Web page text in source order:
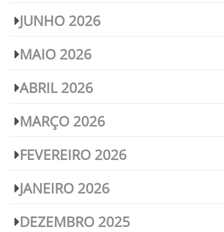
JUNHO 2026
MAIO 2026
ABRIL 2026
MARÇO 2026
FEVEREIRO 2026
JANEIRO 2026
DEZEMBRO 2025